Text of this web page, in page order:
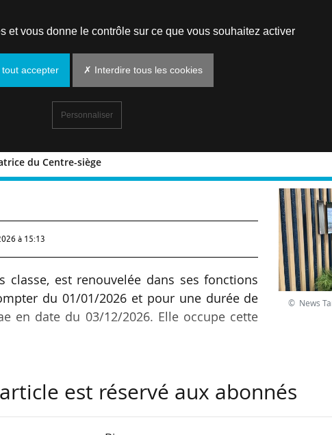
du Centre-siège
administratrice du Centre-
à 15:13
classe, est renouvelée dans ses fonctions
du 01/01/2026 et pour une durée de
en date du 03/12/2026. Elle occupe cette
recherche sur les camps d’internement du
© News
est réservé aux abonnés
et vous donne le contrôle sur ce que vous souhaitez activer
accepter ✗ Interdire tous les cookies
Personnaliser